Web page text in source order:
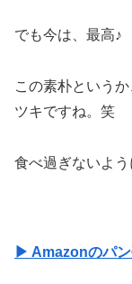
でも今は、最高♪
この素朴という
ツキですね。笑
食べ過ぎないよう
▶ Amazonのパ